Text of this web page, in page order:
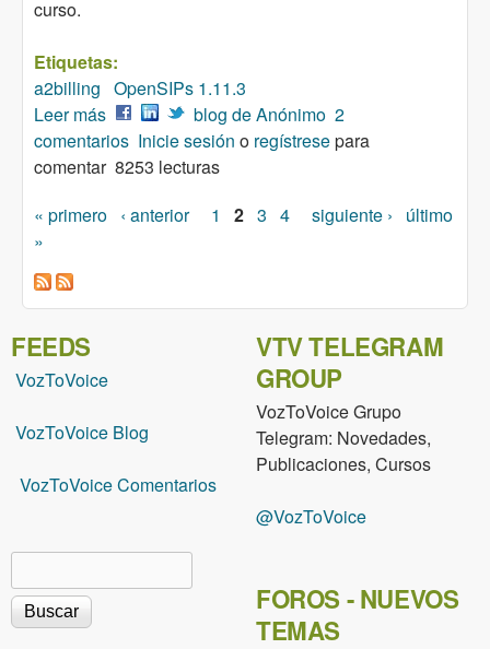
curso.
Etiquetas:
a2billing OpenSIPs 1.11.3
Leer más sobre Insecure = Invite
blog de Anónimo 2
comentarios Inicie sesión o regístresepara
comentar 8253 lecturas
Páginas
« primero ‹ anterior 1 2 3 4 siguiente ›
último
»
FEEDS
VozToVoice
VozToVoice Blog
VozToVoice Comentarios
Formulario de búsqueda
VTV TELEGRAM
GROUP
VozToVoice Grupo
Telegram: Novedades,
Publicaciones, Cursos
@VozToVoice
FOROS - NUEVOS
TEMAS